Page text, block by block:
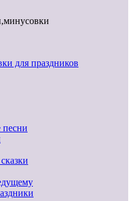
для праздников
песни